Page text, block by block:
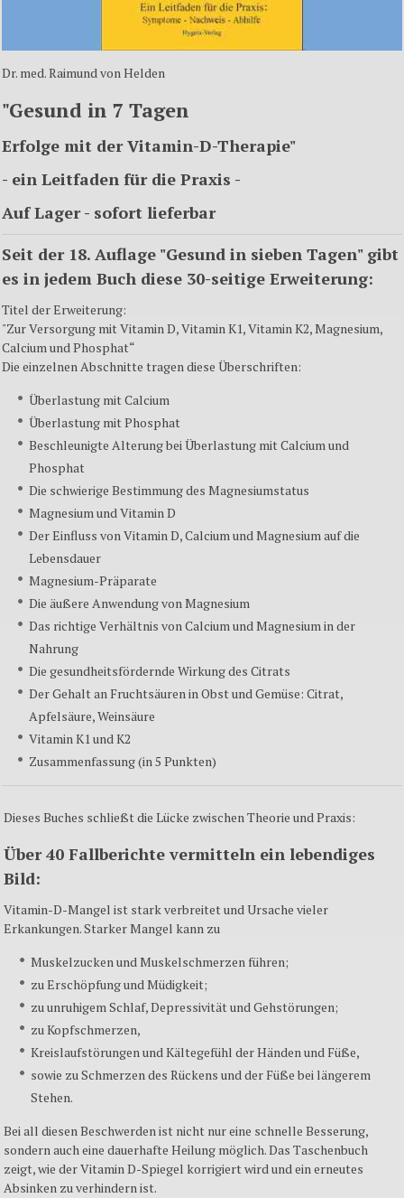
Dr. med. Raimund von Helden
"Gesund in 7 Tagen
Erfolge mit der Vitamin-D-Therapie"
- ein Leitfaden für die Praxis -
Auf Lager - sofort lieferbar
Seit der 18. Auflage "Gesund in sieben Tagen" gibt
es in jedem Buch diese 30-seitige Erweiterung:
Titel der Erweiterung:
"Zur Versorgung mit Vitamin D, Vitamin K1, Vitamin K2, Magnesium,
Calcium und Phosphat“
Die einzelnen Abschnitte tragen diese Überschriften:
Überlastung mit Calcium
Überlastung mit Phosphat
Beschleunigte Alterung bei Überlastung mit Calcium und
Phosphat
Die schwierige Bestimmung des Magnesiumstatus
Magnesium und Vitamin D
Der Einfluss von Vitamin D, Calcium und Magnesium auf die
Lebensdauer
Magnesium-Präparate
Die äußere Anwendung von Magnesium
Das richtige Verhältnis von Calcium und Magnesium in der
Nahrung
Die gesundheitsfördernde Wirkung des Citrats
Der Gehalt an Fruchtsäuren in Obst und Gemüse: Citrat,
Apfelsäure, Weinsäure
Vitamin K1 und K2
Zusammenfassung (in 5 Punkten)
Dieses Buches schließt die Lücke zwischen Theorie und Praxis:
Über 40 Fallberichte vermitteln ein lebendiges
Bild:
Vitamin-D-Mangel ist stark verbreitet und Ursache vieler
Erkankungen. Starker Mangel kann zu
Muskelzucken und Muskelschmerzen führen;
zu Erschöpfung und Müdigkeit;
zu unruhigem Schlaf, Depressivität und Gehstörungen;
zu Kopfschmerzen,
Kreislaufstörungen und Kältegefühl der Händen und Füße,
sowie zu Schmerzen des Rückens und der Füße bei längerem
Stehen.
Bei all diesen Beschwerden ist nicht nur eine schnelle Besserung,
sondern auch eine dauerhafte Heilung möglich. Das Taschenbuch
zeigt, wie der Vitamin D-Spiegel korrigiert wird und ein erneutes
Absinken zu verhindern ist.